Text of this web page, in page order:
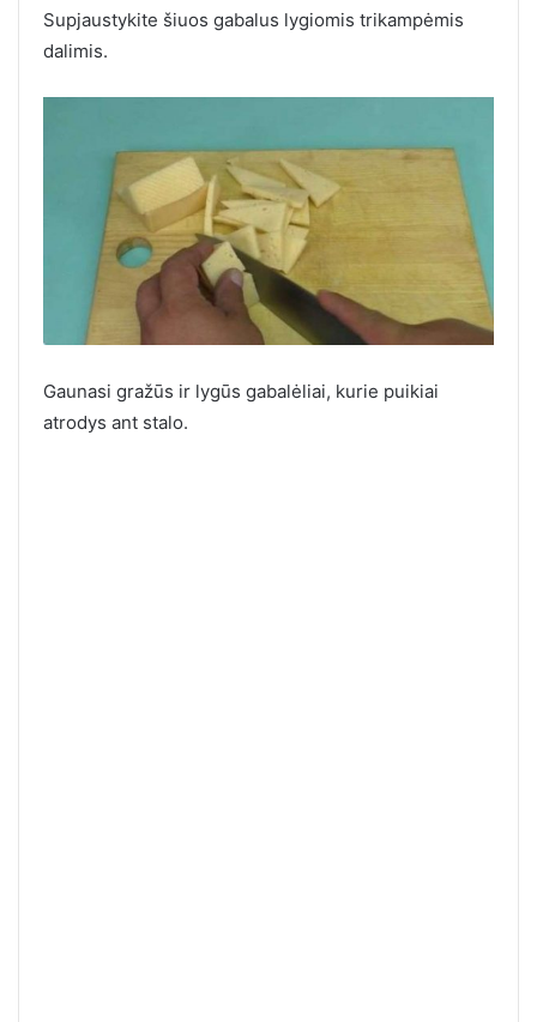
Supjaustykite šiuos gabalus lygiomis trikampėmis
dalimis.
Gaunasi gražūs ir lygūs gabalėliai, kurie puikiai
atrodys ant stalo.